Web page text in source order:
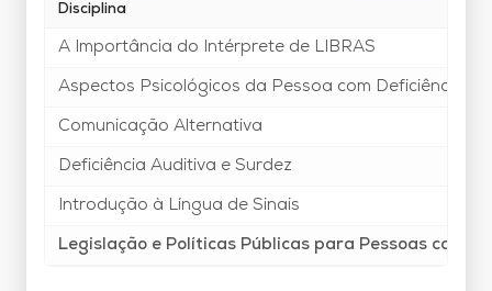
Disciplina
A Importância do Intérprete de LIBRAS
Aspectos Psicológicos da Pessoa com Deficiência
Comunicação Alternativa
Deficiência Auditiva e Surdez
Introdução à Língua de Sinais
Legislação e Políticas Públicas para Pessoas com